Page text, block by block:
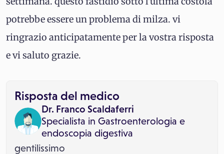
potrebbe essere un problema di milza. vi
ringrazio anticipatamente per la vostra risposta
e vi saluto grazie.
Risposta del medico
Dr. Franco Scaldaferri
Specialista in Gastroenterologia e
endoscopia digestiva
gentilissimo